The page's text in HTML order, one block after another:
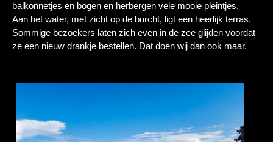
balkonnetjes en bogen en herbergen vele mooie pleintjes.
Aan het water, met zicht op de burcht, ligt een heerlijk terras.
Sommige bezoekers laten zich even in de zee glijden voordat
ze een nieuw drankje bestellen. Dat doen wij dan ook maar.